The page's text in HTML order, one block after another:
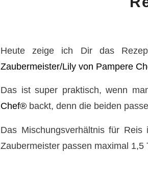
Heute zeige ich Dir das
Zaubermeister/Lily von Pampere
Das ist super praktisch, wenn
Chef® backt, denn die beiden
Das Mischungsverhältnis für
Zaubermeister passen maximal 1,5